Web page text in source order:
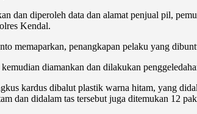
dan diperoleh data dan alamat penjual pil,
Kendal.
memaparkan, penangkapan pelaku yang
diamankan dan dilakukan
kardus dibalut plastik warna hitam, yang
dan didalam tas tersebut juga ditemukan 12